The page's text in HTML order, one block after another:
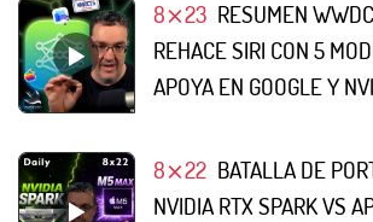
8⨯23 RESUMEN
REHACE SIRI CON 5
APOYA EN GOOGLE Y
8⨯22 BATALLA DE
NVIDIA RTX SPARK VS